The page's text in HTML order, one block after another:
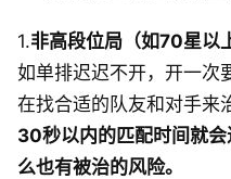
1.非高段位局（如70星以
如单排迟迟不开，开一次
在找合适的队友和对手来
30秒以内的匹配时间就
么也有被治的风险。